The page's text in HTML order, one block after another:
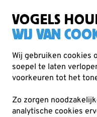
VOGELS
WIJ VAN
Wij gebruiken cookies
soepel te laten
voorkeuren tot het
Zo zorgen
analytische cookies
Producten voor